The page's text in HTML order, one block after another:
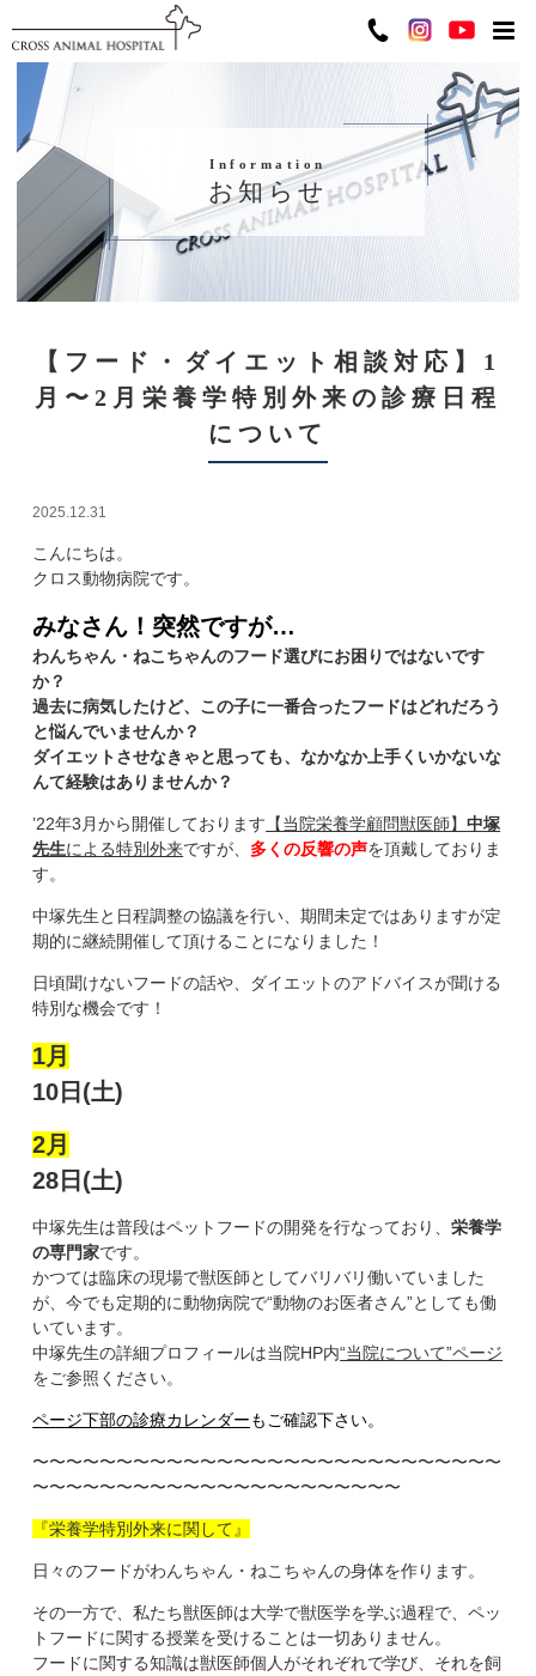
Information
お知らせ
【フード・ダイエット相談対応】1
月〜2月栄養学特別外来の診療日程
について
2025.12.31
こんにちは。
クロス動物病院です。
みなさん！突然ですが…
わんちゃん・ねこちゃんのフード選びにお困りではないです
か？
過去に病気したけど、この子に一番合ったフードはどれだろう
と悩んでいませんか？
ダイエットさせなきゃと思っても、なかなか上手くいかないな
んて経験はありませんか？
’22年3月から開催しております 【当院栄養学顧問獣医師】中塚
先生による特別外来ですが、 多くの反響の声を頂戴しておりま
す。
中塚先生と日程調整の協議を行い、期間未定ではありますが定
期的に継続開催して頂けることになりました！
日頃聞けないフードの話や、ダイエットのアドバイスが聞ける
特別な機会です！
1月
10日(土)
2月
28日(土)
中塚先生は普段はペットフードの開発を行なっており、栄養学
の専門家です。
かつては臨床の現場で獣医師としてバリバリ働いていました
が、今でも定期的に動物病院で“動物のお医者さん”としても働
いています。
中塚先生の詳細プロフィールは当院HP内“当院について”ページ
をご参照ください。
ページ下部の診療カレンダーもご確認下さい。
〜〜〜〜〜〜〜〜〜〜〜〜〜〜〜〜〜〜〜〜〜〜〜〜〜〜〜〜
〜〜〜〜〜〜〜〜〜〜〜〜〜〜〜〜〜〜〜〜〜〜
『栄養学特別外来に関して』
日々のフードがわんちゃん・ねこちゃんの身体を作ります。
その一方で、私たち獣医師は大学で獣医学を学ぶ過程で、ペッ
トフードに関する授業を受けることは一切ありません。
フードに関する知識は獣医師個人がそれぞれで学び、それを飼